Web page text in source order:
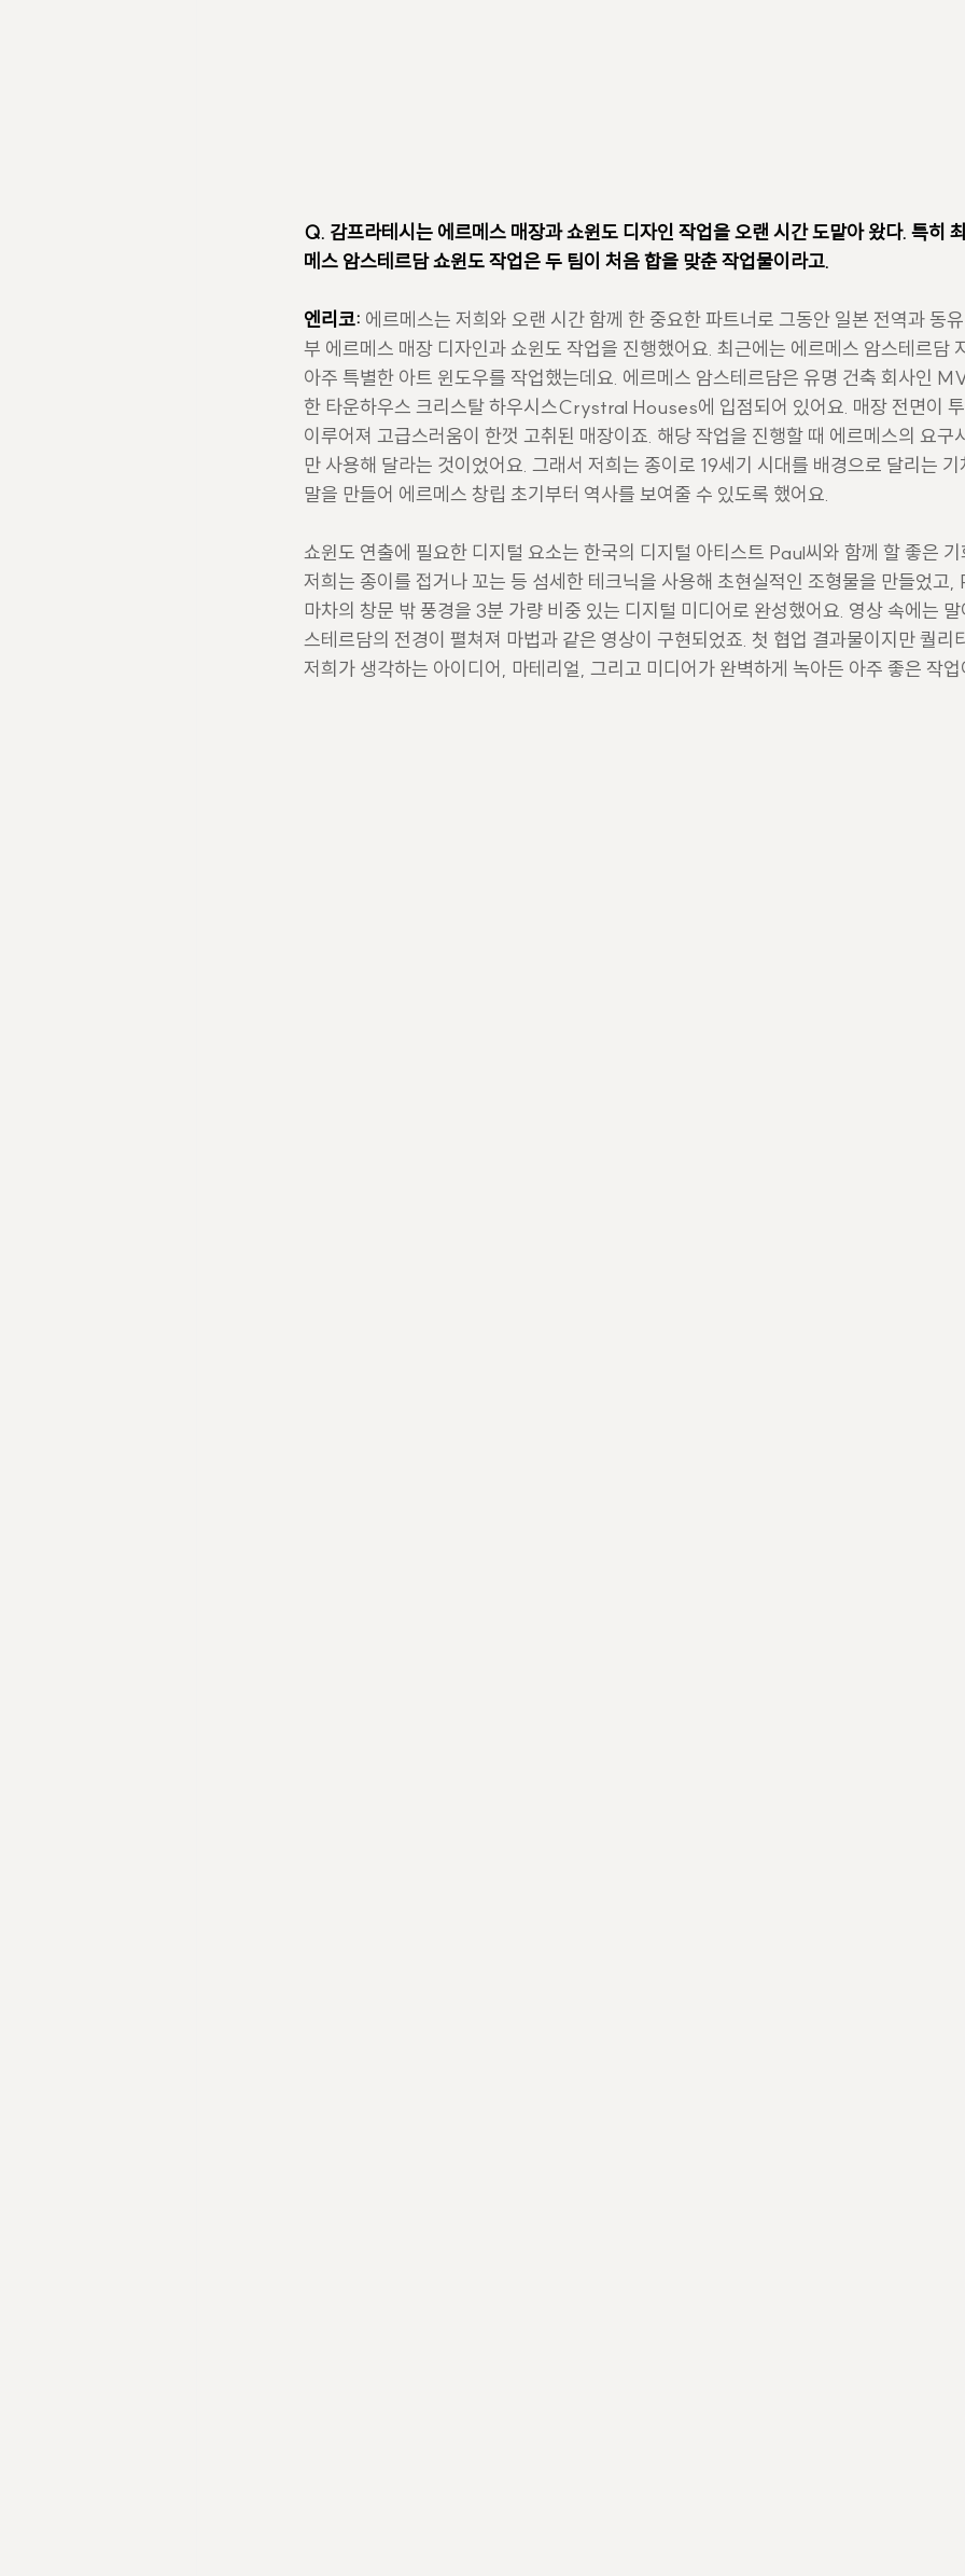
Q. 감프라테시는 에르메스 매장과 쇼윈도 디자인 작업을 오랜 시간 도맡아 왔다. 특히
메스 암스테르담 쇼윈도 작업은 두 팀이 처음 합을 맞춘 작업물이라고.
엔리코: 에르메스는 저희와 오랜 시간 함께 한 중요한 파트너로 그동안 일본 전역과 동
부 에르메스 매장 디자인과 쇼윈도 작업을 진행했어요. 최근에는 에르메스 암스테르담
아주 특별한 아트 윈도우를 작업했는데요. 에르메스 암스테르담은 유명 건축 회사인
한 타운하우스 크리스탈 하우시스Crystral Houses에 입점되어 있어요. 매장 전면이
이루어져 고급스러움이 한껏 고취된 매장이죠. 해당 작업을 진행할 때 에르메스의 요구
만 사용해 달라는 것이었어요. 그래서 저희는 종이로 19세기 시대를 배경으로 달리는
말을 만들어 에르메스 창립 초기부터 역사를 보여줄 수 있도록 했어요.
쇼윈도 연출에 필요한 디지털 요소는 한국의 디지털 아티스트 Paul씨와 함께 할 좋은
저희는 종이를 접거나 꼬는 등 섬세한 테크닉을 사용해 초현실적인 조형물을 만들었고,
마차의 창문 밖 풍경을 3분 가량 비중 있는 디지털 미디어로 완성했어요. 영상 속에는
스테르담의 전경이 펼쳐져 마법과 같은 영상이 구현되었죠. 첫 협업 결과물이지만 퀄리
저희가 생각하는 아이디어, 마테리얼, 그리고 미디어가 완벽하게 녹아든 아주 좋은 작업